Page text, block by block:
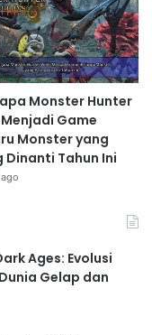
Monster Hunter
Game
Monster yang
Dinanti Tahun Ini
Ages: Evolusi
Gelap dan